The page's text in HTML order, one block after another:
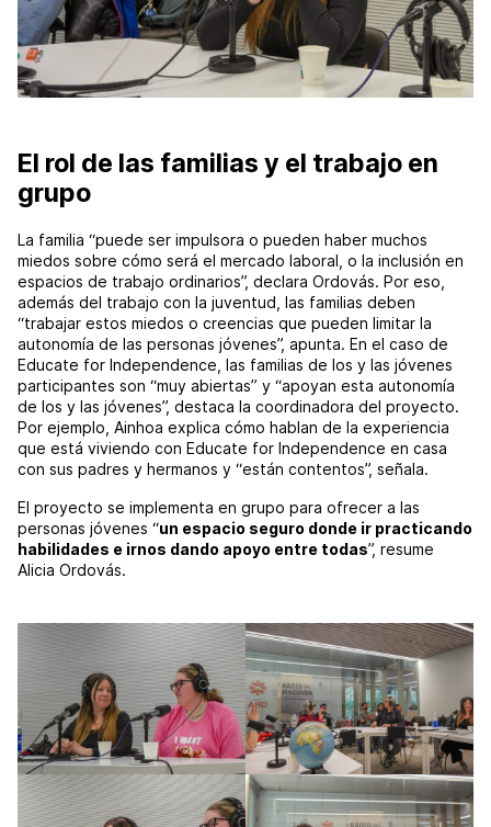
El rol de las familias y el trabajo en
grupo
La familia “puede ser impulsora o pueden haber muchos
miedos sobre cómo será el mercado laboral, o la inclusión en
espacios de trabajo ordinarios”, declara Ordovás. Por eso,
además del trabajo con la juventud, las familias deben
“trabajar estos miedos o creencias que pueden limitar la
autonomía de las personas jóvenes”, apunta. En el caso de
Educate for Independence, las familias de los y las jóvenes
participantes son “muy abiertas” y “apoyan esta autonomía
de los y las jóvenes”, destaca la coordinadora del proyecto.
Por ejemplo, Ainhoa explica cómo hablan de la experiencia
que está viviendo con Educate for Independence en casa
con sus padres y hermanos y “están contentos”, señala.
El proyecto se implementa en grupo para ofrecer a las
personas jóvenes “un espacio seguro donde ir practicando
habilidades e irnos dando apoyo entre todas”, resume
Alicia Ordovás.